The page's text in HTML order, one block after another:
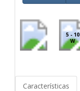
5 - 10
W
Características